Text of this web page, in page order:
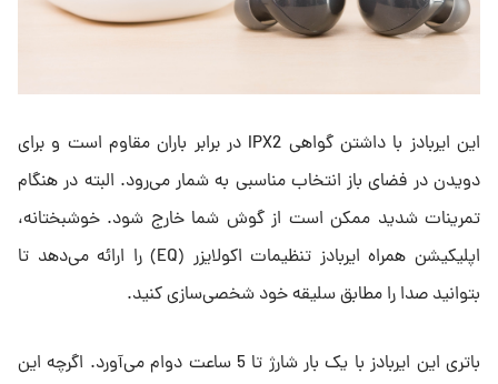
این ایربادز با داشتن گواهی IPX2 در برابر باران مقاوم است و برای
دویدن در فضای باز انتخاب مناسبی به شمار می‌رود. البته در هنگام
تمرینات شدید ممکن است از گوش شما خارج شود. خوشبختانه،
اپلیکیشن همراه ایربادز تنظیمات اکولایزر (EQ) را ارائه می‌دهد تا
بتوانید صدا را مطابق سلیقه خود شخصی‌سازی کنید.
باتری این ایربادز با یک بار شارژ تا 5 ساعت دوام می‌آورد. اگرچه این